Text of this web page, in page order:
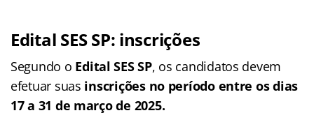
Edital SES SP: inscrições
Segundo o Edital SES SP, os candidatos devem
efetuar suas inscrições no período entre os dias
17 a 31 de março de 2025.